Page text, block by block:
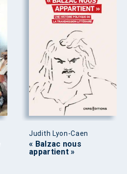
Judith Lyon-Caen
« Balzac nous
appartient »